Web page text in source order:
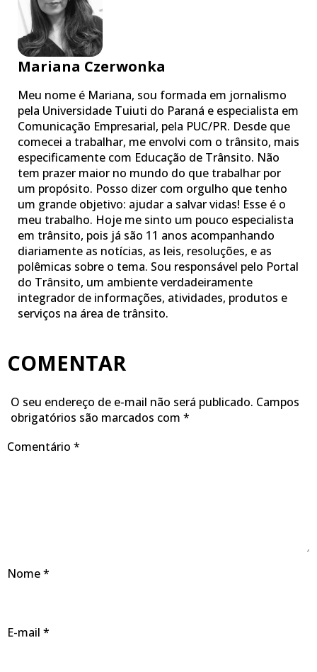
Mariana Czerwonka
Meu nome é Mariana, sou formada em jornalismo
pela Universidade Tuiuti do Paraná e especialista em
Comunicação Empresarial, pela PUC/PR. Desde que
comecei a trabalhar, me envolvi com o trânsito, mais
especificamente com Educação de Trânsito. Não
tem prazer maior no mundo do que trabalhar por
um propósito. Posso dizer com orgulho que tenho
um grande objetivo: ajudar a salvar vidas! Esse é o
meu trabalho. Hoje me sinto um pouco especialista
em trânsito, pois já são 11 anos acompanhando
diariamente as notícias, as leis, resoluções, e as
polêmicas sobre o tema. Sou responsável pelo Portal
do Trânsito, um ambiente verdadeiramente
integrador de informações, atividades, produtos e
serviços na área de trânsito.
COMENTAR
O seu endereço de e-mail não será publicado. Campos
obrigatórios são marcados com *
Comentário *
Nome*
E-mail *